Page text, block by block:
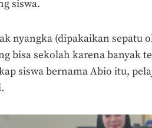
siswa.
nyangka (dipakaikan sepatu
bisa sekolah karena banyak
siswa bernamaAbio itu,